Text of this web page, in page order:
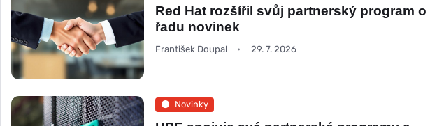
Red Hat rozšířil svůj partnerský program o
řadu novinek
František Doupal 29. 7. 2026
Novinky